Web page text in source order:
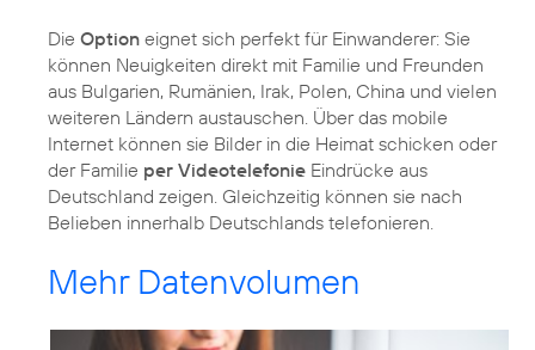
Die Option eignet sich perfekt für Einwanderer: Sie
können Neuigkeiten direkt mit Familie und Freunden
aus Bulgarien, Rumänien, Irak, Polen, China und vielen
weiteren Ländern austauschen. Über das mobile
Internet können sie Bilder in die Heimat schicken oder
der Familie per Videotelefonie Eindrücke aus
Deutschland zeigen. Gleichzeitig können sie nach
Belieben innerhalb Deutschlands telefonieren.
Mehr Datenvolumen